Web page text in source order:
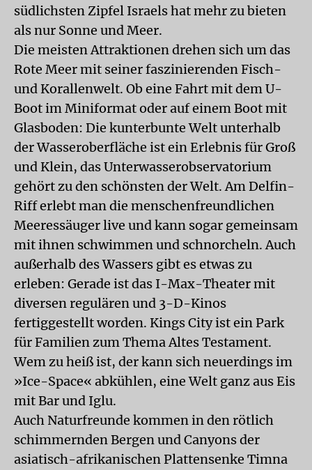
südlichsten Zipfel Israels hat mehr zu bieten
als nur Sonne und Meer.
Die meisten Attraktionen drehen sich um das
Rote Meer mit seiner faszinierenden Fisch-
und Korallenwelt. Ob eine Fahrt mit dem U-
Boot im Miniformat oder auf einem Boot mit
Glasboden: Die kunterbunte Welt unterhalb
der Wasseroberfläche ist ein Erlebnis für Groß
und Klein, das Unterwasserobservatorium
gehört zu den schönsten der Welt. Am Delfin-
Riff erlebt man die menschenfreundlichen
Meeressäuger live und kann sogar gemeinsam
mit ihnen schwimmen und schnorcheln. Auch
außerhalb des Wassers gibt es etwas zu
erleben: Gerade ist das I-Max-Theater mit
diversen regulären und 3-D-Kinos
fertiggestellt worden. Kings City ist ein Park
für Familien zum Thema Altes Testament.
Wem zu heiß ist, der kann sich neuerdings im
»Ice-Space« abkühlen, eine Welt ganz aus Eis
mit Bar und Iglu.
Auch Naturfreunde kommen in den rötlich
schimmernden Bergen und Canyons der
asiatisch-afrikanischen Plattensenke Timna